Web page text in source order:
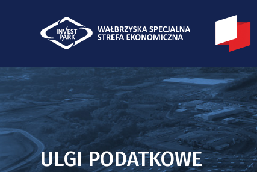
ULGI PODATKOWE